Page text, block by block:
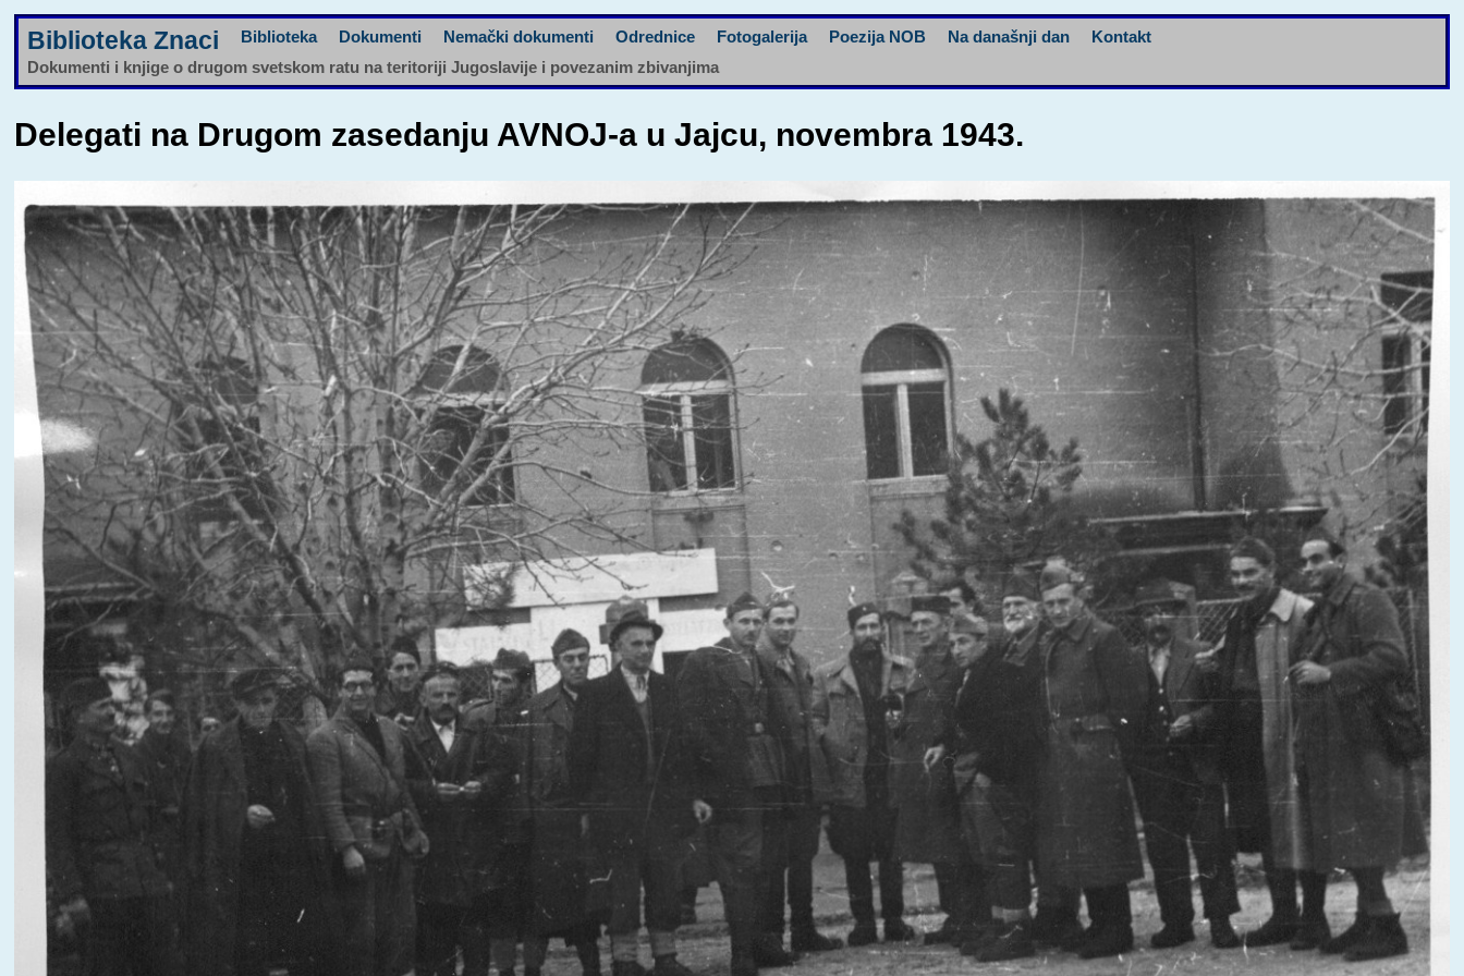
Biblioteka Znaci Biblioteka Dokumenti Nemački dokumenti Odrednice Fotogalerija Poezija NOB Na današnji dan
Kontakt
Dokumenti i knjige o drugom svetskom ratu na teritoriji Jugoslavije i povezanim zbivanjima
Delegati na Drugom zasedanju AVNOJ-a u Jajcu, novembra 1943.